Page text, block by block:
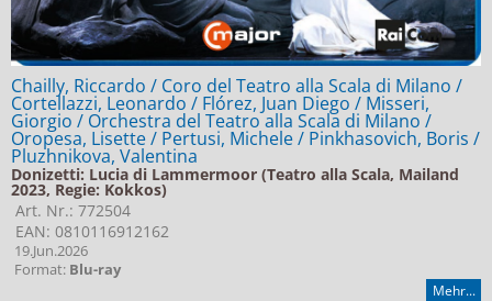
Chailly, Riccardo / Coro del Teatro alla Scala di Milano /
Cortellazzi, Leonardo / Flórez, Juan Diego / Misseri,
Giorgio / Orchestra del Teatro alla Scala di Milano /
Oropesa, Lisette / Pertusi, Michele / Pinkhasovich, Boris /
Pluzhnikova, Valentina
Donizetti: Lucia di Lammermoor (Teatro alla Scala, Mailand
2023, Regie: Kokkos)
Art. Nr.: 772504
EAN: 0810116912162
19.Jun.2026
Format: Blu-ray
Mehr...